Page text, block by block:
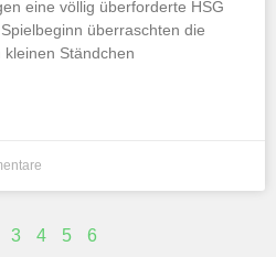
eine völlig überforderte HSG
überraschten die
Ständchen
3 4 5 6